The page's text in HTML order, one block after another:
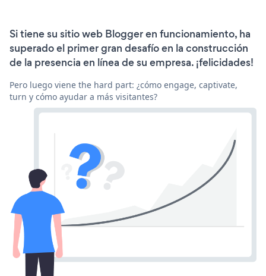
Si tiene su sitio web Blogger en funcionamiento, ha
superado el primer gran desafío en la construcción
de la presencia en línea de su empresa. ¡felicidades!
Pero luego viene the hard part: ¿cómo engage, captivate,
turn y cómo ayudar a más visitantes?